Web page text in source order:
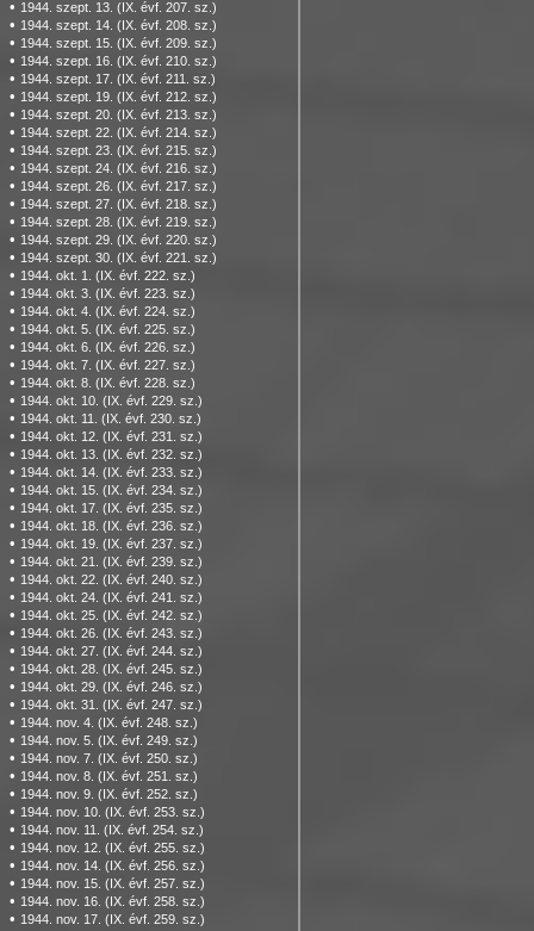
• 1944. szept. 13. (IX. évf. 207. sz.)
• 1944. szept. 14. (IX. évf. 208. sz.)
• 1944. szept. 15. (IX. évf. 209. sz.)
• 1944. szept. 16. (IX. évf. 210. sz.)
• 1944. szept. 17. (IX. évf. 211. sz.)
• 1944. szept. 19. (IX. évf. 212. sz.)
• 1944. szept. 20. (IX. évf. 213. sz.)
• 1944. szept. 22. (IX. évf. 214. sz.)
• 1944. szept. 23. (IX. évf. 215. sz.)
• 1944. szept. 24. (IX. évf. 216. sz.)
• 1944. szept. 26. (IX. évf. 217. sz.)
• 1944. szept. 27. (IX. évf. 218. sz.)
• 1944. szept. 28. (IX. évf. 219. sz.)
• 1944. szept. 29. (IX. évf. 220. sz.)
• 1944. szept. 30. (IX. évf. 221. sz.)
• 1944. okt. 1. (IX. évf. 222. sz.)
• 1944. okt. 3. (IX. évf. 223. sz.)
• 1944. okt. 4. (IX. évf. 224. sz.)
• 1944. okt. 5. (IX. évf. 225. sz.)
• 1944. okt. 6. (IX. évf. 226. sz.)
• 1944. okt. 7. (IX. évf. 227. sz.)
• 1944. okt. 8. (IX. évf. 228. sz.)
• 1944. okt. 10. (IX. évf. 229. sz.)
• 1944. okt. 11. (IX. évf. 230. sz.)
• 1944. okt. 12. (IX. évf. 231. sz.)
• 1944. okt. 13. (IX. évf. 232. sz.)
• 1944. okt. 14. (IX. évf. 233. sz.)
• 1944. okt. 15. (IX. évf. 234. sz.)
• 1944. okt. 17. (IX. évf. 235. sz.)
• 1944. okt. 18. (IX. évf. 236. sz.)
• 1944. okt. 19. (IX. évf. 237. sz.)
• 1944. okt. 21. (IX. évf. 239. sz.)
• 1944. okt. 22. (IX. évf. 240. sz.)
• 1944. okt. 24. (IX. évf. 241. sz.)
• 1944. okt. 25. (IX. évf. 242. sz.)
• 1944. okt. 26. (IX. évf. 243. sz.)
• 1944. okt. 27. (IX. évf. 244. sz.)
• 1944. okt. 28. (IX. évf. 245. sz.)
• 1944. okt. 29. (IX. évf. 246. sz.)
• 1944. okt. 31. (IX. évf. 247. sz.)
• 1944. nov. 4. (IX. évf. 248. sz.)
• 1944. nov. 5. (IX. évf. 249. sz.)
• 1944. nov. 7. (IX. évf. 250. sz.)
• 1944. nov. 8. (IX. évf. 251. sz.)
• 1944. nov. 9. (IX. évf. 252. sz.)
• 1944. nov. 10. (IX. évf. 253. sz.)
• 1944. nov. 11. (IX. évf. 254. sz.)
• 1944. nov. 12. (IX. évf. 255. sz.)
• 1944. nov. 14. (IX. évf. 256. sz.)
• 1944. nov. 15. (IX. évf. 257. sz.)
• 1944. nov. 16. (IX. évf. 258. sz.)
• 1944. nov. 17. (IX. évf. 259. sz.)